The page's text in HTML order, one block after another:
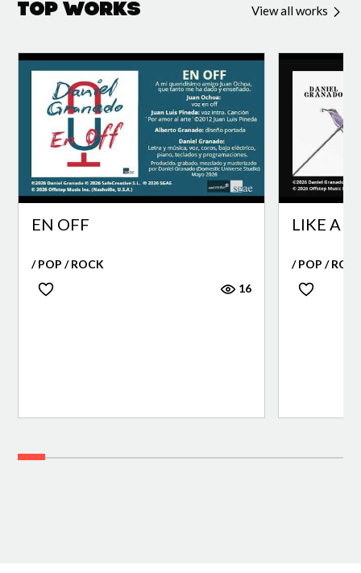
Top Works View all works
EN OFF
/ POP / ROCK
16
LIKE A
/ POP /